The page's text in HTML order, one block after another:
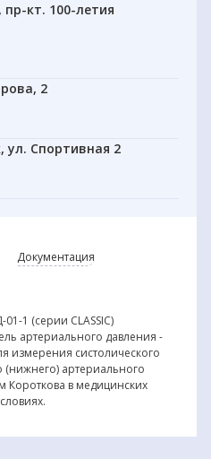
Документация
1 (серии CLASSIC)
артериального давления -
измерения систолического
(нижнего) артериального
Короткова в медицинских
пр-кт. 100-летия
2
ул. Спортивная 2